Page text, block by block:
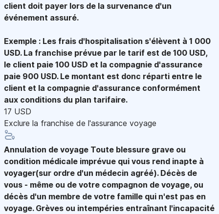
client doit payer lors de la survenance d'un
événement assuré.
Exemple : Les frais d'hospitalisation s'élèvent à 1 000
USD. La franchise prévue par le tarif est de 100 USD,
le client paie 100 USD et la compagnie d'assurance
paie 900 USD. Le montant est donc réparti entre le
client et la compagnie d'assurance conformément
aux conditions du plan tarifaire.
17 USD
Exclure la franchise de l'assurance voyage
Annulation de voyage Toute blessure grave ou
condition médicale imprévue qui vous rend inapte à
voyager(sur ordre d'un médecin agréé). Décès de
vous - même ou de votre compagnon de voyage, ou
décès d'un membre de votre famille qui n'est pas en
voyage. Grèves ou intempéries entraînant l'incapacité